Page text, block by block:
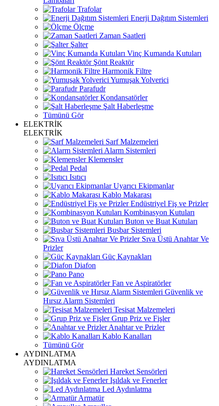
Trafolar
Enerji Dağıtım Sistemleri
Ölçme
Zaman Saatleri
Şalter
Vinç Kumanda Kutuları
Şönt Reaktör
Harmonik Filtre
Yumuşak Yolverici
Parafudr
Kondansatörler
Şalt Haberleşme
Tümünü Gör
ELEKTRİK
ELEKTRİK
Sarf Malzemeleri
Alarm Sistemleri
Klemensler
Pedal
Isıtıcı
Uyarıcı Ekipmanlar
Kablo Makarası
Endüstriyel Fiş ve Prizler
Kombinasyon Kutuları
Buton ve Buat Kutuları
Busbar Sistemleri
Sıva Üstü Anahtar Ve
Prizler
Güç Kaynakları
Diafon
Pano
Fan ve Aspiratörler
Güvenlik ve
Hırsız Alarm Sistemleri
Tesisat Malzemeleri
Grup Priz ve Fişler
Anahtar ve Prizler
Kablo Kanalları
Tümünü Gör
AYDINLATMA
AYDINLATMA
Hareket Sensörleri
Işıldak ve Fenerler
Led Aydınlatma
Armatür